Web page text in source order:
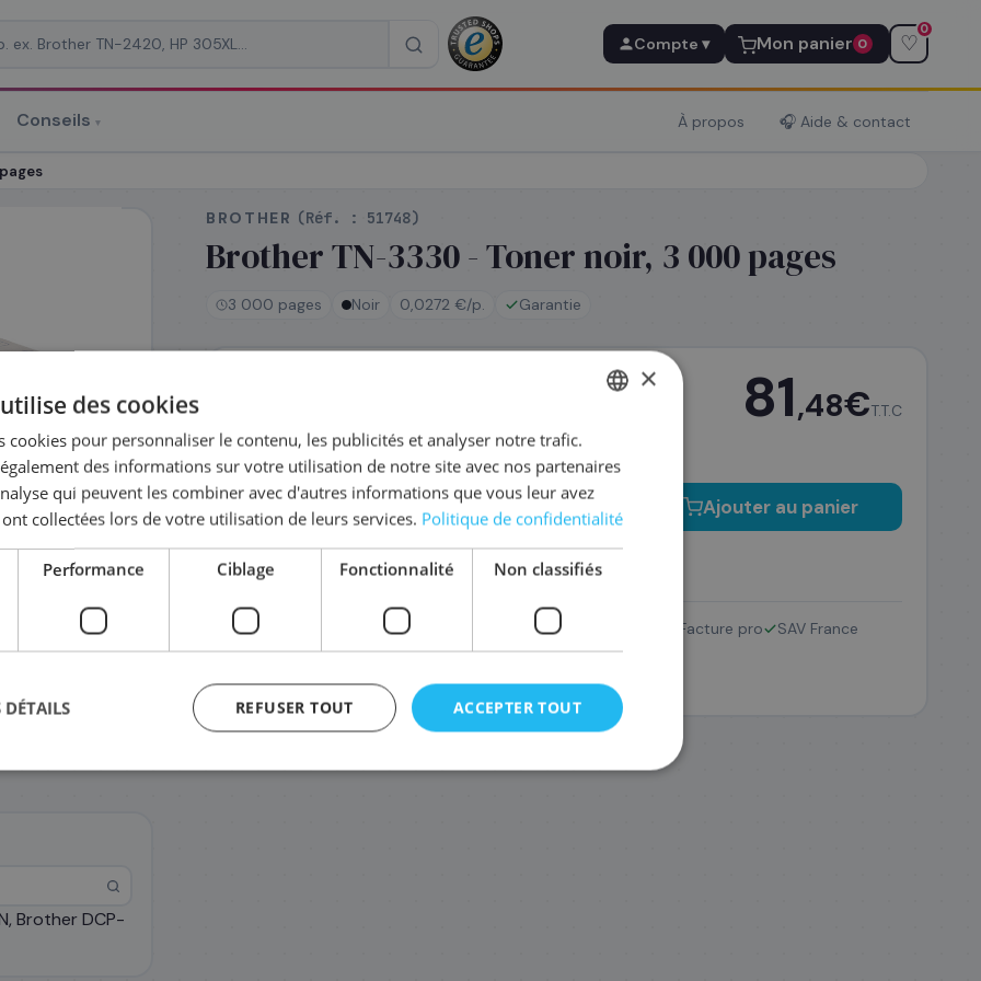
Compte ▾ Mon panier 0 ♡
0
Conseils ▾ À propos 🎧 Aide & contact
Brother DCP-
BROTHER (Réf. : 51748)
Brother TN-3330 - Toner noir, 3 000 pages
3 000 pages Noir 0,0272 €/p. Garantie
avant 14h
Coût par impression :0,0272€
81,48€T.T.C
− + Ajouter au panier
Complétez la série TN-3330
TN-3380TWIN TWIN
188,28 € 74,28 €
Retour 14 jours Facture pro SAV France
ENGLISH
×
des cookies
cookies pour personnaliser le contenu, les publicités et analyser notre trafic.
des informations sur votre utilisation de notre site avec nos partenaires
qui peuvent les combiner avec d'autres informations que vous leur avez
collectées lors de votre utilisation de leurs services. Politique de confidentialité
Performance Ciblage Fonctionnalité Non classifiés
ACCEPTER TOUT
REFUSER TOUT
DÉTAILS